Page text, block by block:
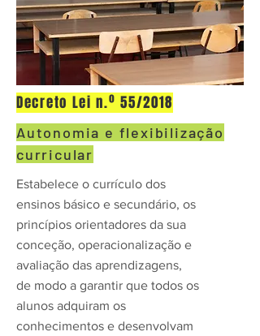
Decreto Lei n.º 55/2018
Autonomia e flexibilização
curricular
Estabelece o currículo dos
ensinos básico e secundário, os
princípios orientadores da sua
conceção, operacionalização e
avaliação das aprendizagens,
de modo a garantir que todos os
alunos adquiram os
conhecimentos e desenvolvam